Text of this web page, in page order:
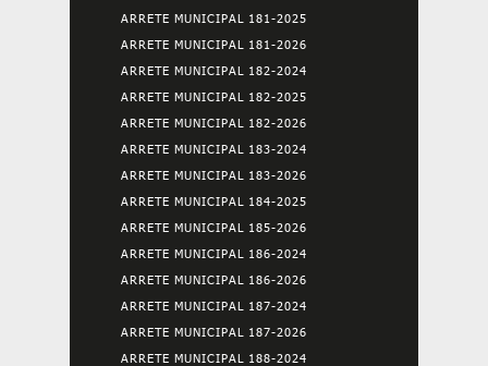
ARRETE MUNICIPAL 181-2025
ARRETE MUNICIPAL 181-2026
ARRETE MUNICIPAL 182-2024
ARRETE MUNICIPAL 182-2025
ARRETE MUNICIPAL 182-2026
ARRETE MUNICIPAL 183-2024
ARRETE MUNICIPAL 183-2026
ARRETE MUNICIPAL 184-2025
ARRETE MUNICIPAL 185-2026
ARRETE MUNICIPAL 186-2024
ARRETE MUNICIPAL 186-2026
ARRETE MUNICIPAL 187-2024
ARRETE MUNICIPAL 187-2026
ARRETE MUNICIPAL 188-2024